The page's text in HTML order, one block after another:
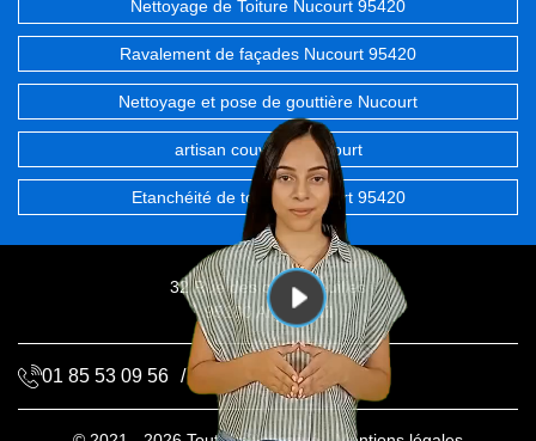
Nettoyage de Toiture Nucourt 95420
Ravalement de façades Nucourt 95420
Nettoyage et pose de gouttière Nucourt
artisan couvreur Nucourt
Etanchéité de toiture Nucourt 95420
32 Rue des chevrefeuilles
95100 Argenteuil
01 85 53 09 56 / 06 68 72 20 06